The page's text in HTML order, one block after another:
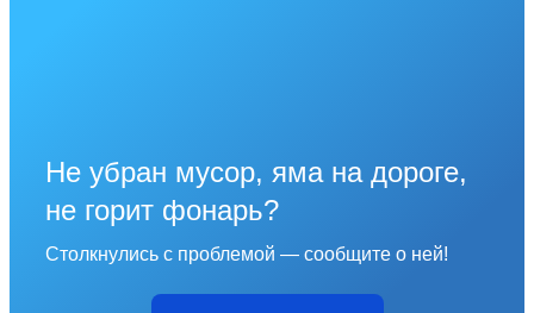
Не убран мусор, яма на дороге,
не горит фонарь?
Столкнулись с проблемой — сообщите о ней!